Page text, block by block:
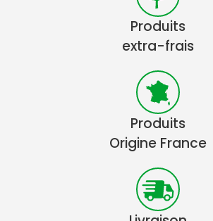
Produits
extra-frais
Produits
Origine France